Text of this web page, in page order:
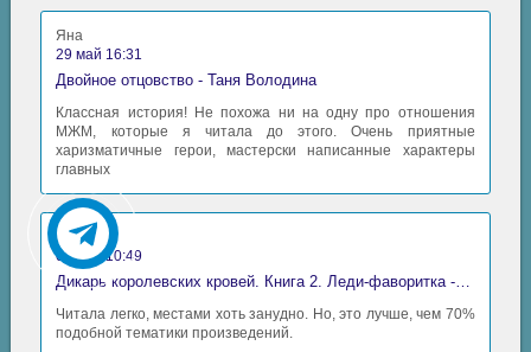
Яна
29 май 16:31
Двойное отцовство - Таня Володина
Классная история! Не похожа ни на одну про отношения
МЖМ, которые я читала до этого. Очень приятные
харизматичные герои, мастерски написанные характеры
главных
Аида
06 май 10:49
Читала легко, местами хоть занудно. Но, это лучше, чем 70%
подобной тематики произведений.